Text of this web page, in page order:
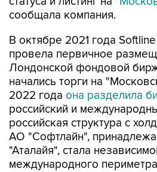
сообщала компания.
В октябре 2021 года
провела первичное
Лондонской фондовой
начались торги на
2022 года она разделила
российский и
российская структура с
АО "Софтлайн",
"Аталайя", стала
международного